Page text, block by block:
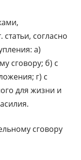
согласно
а)
сговору; б) с
г) с
для жизни и
сговору